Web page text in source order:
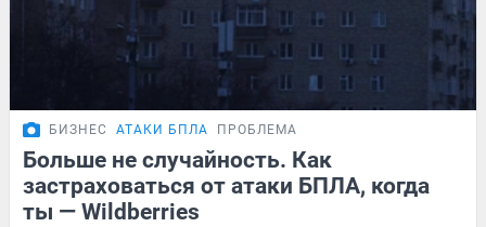
БИЗНЕС АТАКИ БПЛА ПРОБЛЕМА
Больше не случайность. Как
застраховаться от атаки БПЛА, когда
ты — Wildberries